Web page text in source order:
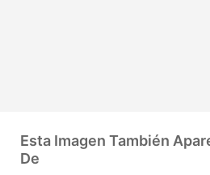
Esta Imagen También
De